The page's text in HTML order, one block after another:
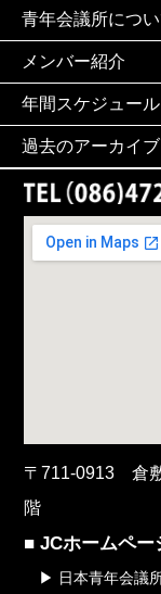
青年会議所につ
メンバー紹介
年間スケジュール
過去のアーカイブ
〒711-0913 倉
階
■ JCホームペー
▶ 日本青年会議